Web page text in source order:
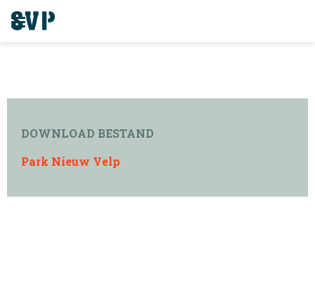
DOWNLOAD BESTAND
Park Nieuw Velp